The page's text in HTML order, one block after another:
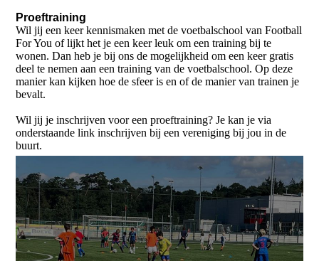
Proeftraining
Wil jij een keer kennismaken met de voetbalschool van Football
For You of lijkt het je een keer leuk om een training bij te
wonen. Dan heb je bij ons de mogelijkheid om een keer gratis
deel te nemen aan een training van de voetbalschool. Op deze
manier kan kijken hoe de sfeer is en of de manier van trainen je
bevalt.
Wil jij je inschrijven voor een proeftraining? Je kan je via
onderstaande link inschrijven bij een vereniging bij jou in de
buurt.